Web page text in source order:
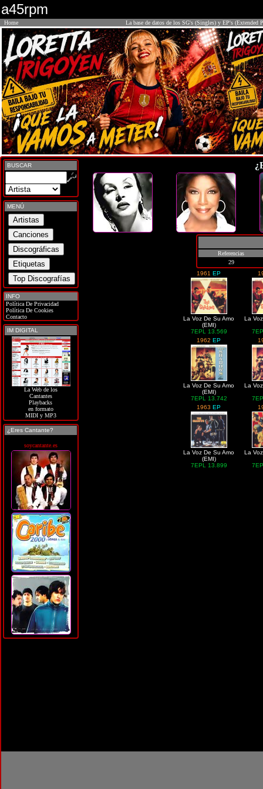
a45rpm
Home La base de datos de los SG's (Singles) y EP's (Extended
BUSCAR
MENÚ
INFO
Política De Privacidad
Política De Cookies
Contacto
IM DIGITAL
La Web de los
Cantantes
Playbacks
en formato
MIDI y MP3
¿Eres Cantante?
soycantante.es
Referencias
29
1961EP
La Voz De Su Amo
(EMI)
7EPL 13.569
La
1962EP
La Voz De Su Amo
(EMI)
7EPL 13.742
La
1963EP
La Voz De Su Amo
(EMI)
7EPL 13.899
La